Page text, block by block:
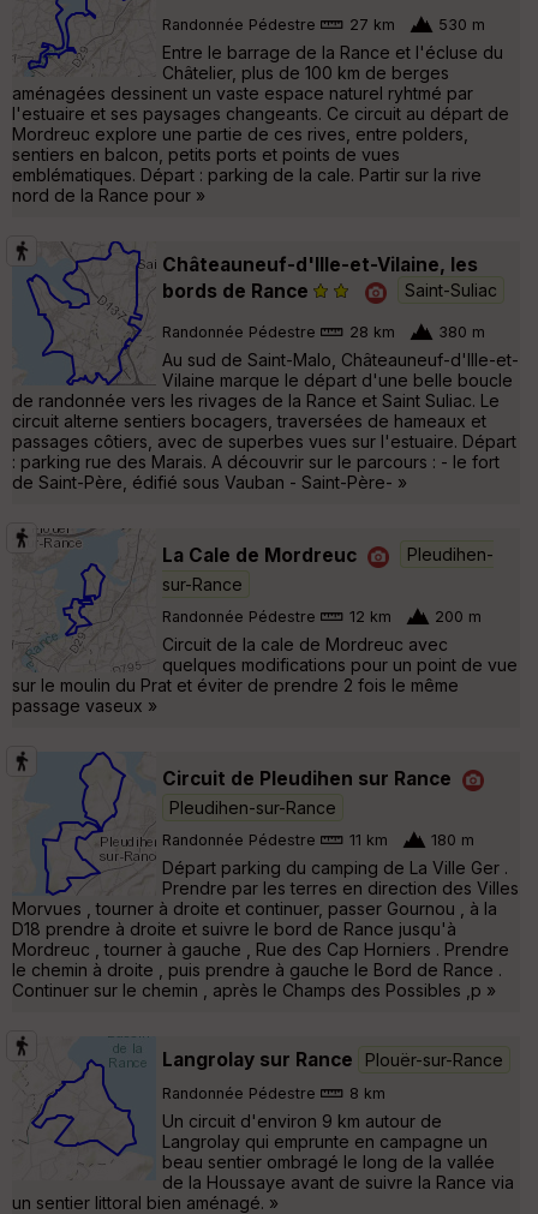
Randonnée Pédestre 27 km 530 m
Entre le barrage de la Rance et l'écluse du
Châtelier, plus de 100 km de berges
aménagées dessinent un vaste espace naturel ryhtmé par
l'estuaire et ses paysages changeants. Ce circuit au départ de
Mordreuc explore une partie de ces rives, entre polders,
sentiers en balcon, petits ports et points de vues
emblématiques. Départ : parking de la cale. Partir sur la rive
nord de la Rance pour »
Châteauneuf-d'Ille-et-Vilaine, les
bords de Rance
Saint-Suliac
Randonnée Pédestre 28 km 380 m
Au sud de Saint-Malo, Châteauneuf-d'Ille-et-
Vilaine marque le départ d'une belle boucle
de randonnée vers les rivages de la Rance et Saint Suliac. Le
circuit alterne sentiers bocagers, traversées de hameaux et
passages côtiers, avec de superbes vues sur l'estuaire. Départ
: parking rue des Marais. A découvrir sur le parcours : - le fort
de Saint-Père, édifié sous Vauban - Saint-Père- »
La Cale de Mordreuc
Pleudihen-
sur-Rance
Randonnée Pédestre 12 km 200 m
Circuit de la cale de Mordreuc avec
quelques modifications pour un point de vue
sur le moulin du Prat et éviter de prendre 2 fois le même
passage vaseux »
Circuit de Pleudihen sur Rance
Pleudihen-sur-Rance
Randonnée Pédestre 11 km 180 m
Départ parking du camping de La Ville Ger .
Prendre par les terres en direction des Villes
Morvues , tourner à droite et continuer, passer Gournou , à la
D18 prendre à droite et suivre le bord de Rance jusqu'à
Mordreuc , tourner à gauche , Rue des Cap Horniers . Prendre
le chemin à droite , puis prendre à gauche le Bord de Rance .
Continuer sur le chemin , après le Champs des Possibles ,p »
Langrolay sur Rance Plouër-sur-Rance
Randonnée Pédestre 8 km
Un circuit d'environ 9 km autour de
Langrolay qui emprunte en campagne un
beau sentier ombragé le long de la vallée
de la Houssaye avant de suivre la Rance via
un sentier littoral bien aménagé. »